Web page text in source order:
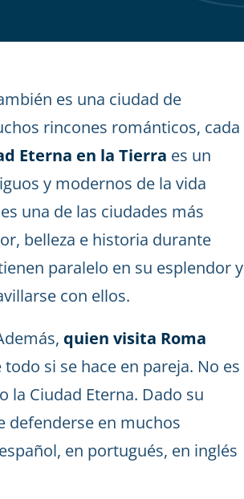
es una ciudad de
rincones románticos, cada
Eterna en la Tierra es un
y modernos de la vida
una de las ciudades más
belleza e historia durante
paralelo en su esplendor y
con ellos.
quien visita Roma
todo si se hace en pareja. No es
la Ciudad Eterna. Dado su
defenderse en muchos
en portugués, en inglés